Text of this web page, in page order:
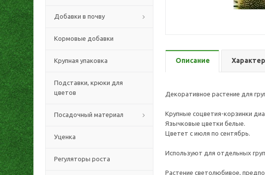
Добавки в почву
Кормовые добавки
Крупная упаковка
Подставки, крюки для
цветов
Посадочный материал
Уценка
Регуляторы роста
Описание
Декоративное растение для
Крупные соцветия-корзинки
Язычковые цветки белые.
Цветет с июля по сентябрь.
Используют для отдельных
Растение светолюбивое,